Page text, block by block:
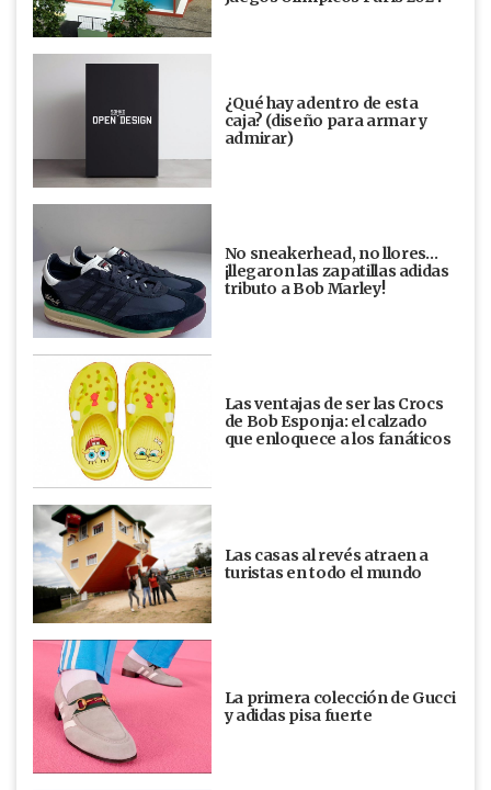
¿Qué hay adentro de esta
caja? (diseño para armar y
admirar)
No sneakerhead, no llores…
¡llegaron las zapatillas adidas
tributo a Bob Marley!
Las ventajas de ser las Crocs
de Bob Esponja: el calzado
que enloquece a los fanáticos
Las casas al revés atraen a
turistas en todo el mundo
La primera colección de Gucci
y adidas pisa fuerte